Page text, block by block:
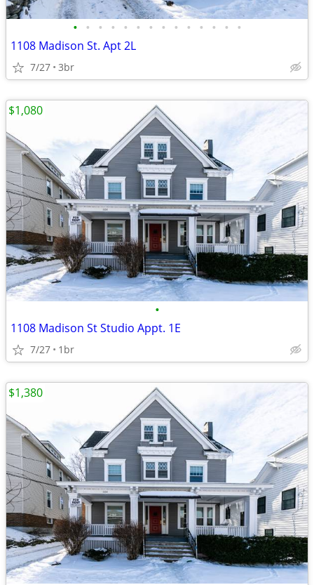
• • • • • • • • • • • • • •
1108 Madison St. Apt 2L
7/27 3br
•
1108 Madison St Studio Appt. 1E
7/27 1br
$1,080
$1,380